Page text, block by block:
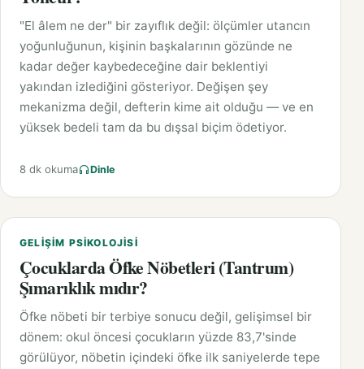
"El âlem ne der" bir zayıflık değil: ölçümler utancın
yoğunluğunun, kişinin başkalarının gözünde ne
kadar değer kaybedeceğine dair beklentiyi
yakından izlediğini gösteriyor. Değişen şey
mekanizma değil, defterin kime ait olduğu — ve en
yüksek bedeli tam da bu dışsal biçim ödetiyor.
8 dk okuma Dinle
GELIŞIM PSIKOLOJISI
Çocuklarda Öfke Nöbetleri (Tantrum)
Şımarıklık mıdır?
Öfke nöbeti bir terbiye sonucu değil, gelişimsel bir
dönem: okul öncesi çocukların yüzde 83,7'sinde
görülüyor, nöbetin içindeki öfke ilk saniyelerde tepe